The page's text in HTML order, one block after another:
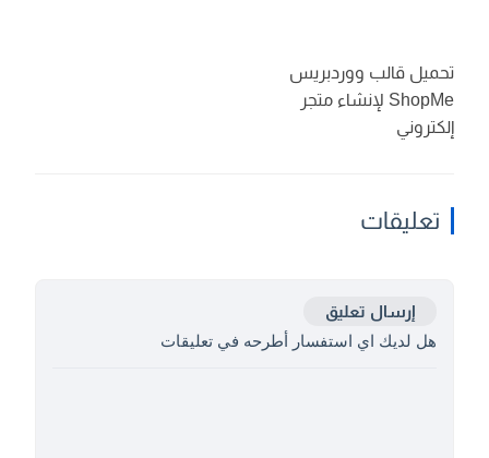
تحميل قالب ووردبريس
ShopMe لإنشاء متجر
إلكتروني
تعليقات
إرسال تعليق
هل لديك اي استفسار أطرحه في تعليقات